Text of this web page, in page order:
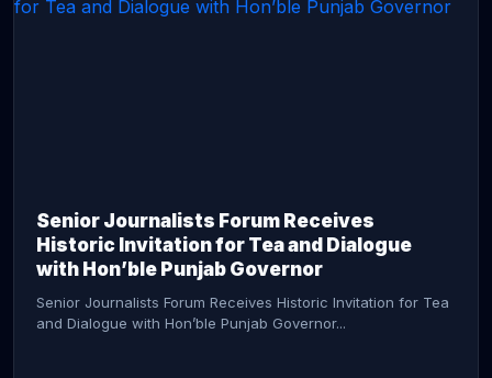
Senior Journalists Forum Receives
Historic Invitation for Tea and Dialogue
with Hon’ble Punjab Governor
Senior Journalists Forum Receives Historic Invitation for Tea
and Dialogue with Hon’ble Punjab Governor...